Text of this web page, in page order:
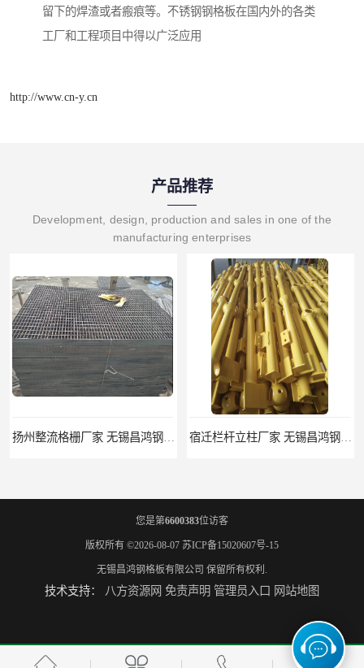
留下的焊渣或者瘢痕等。不锈钢钢格板在国内外的各类
工厂和工程项目中得以广泛应用
http://www.cn-y.cn
产品推荐
Development, design, production and sales in one of the
manufacturing enterprises
扬州整流格栅厂家 无锡昌鸿钢格板有限公司 宿迁栏杆立柱厂家 无锡昌鸿钢格板有限公司
揭阳整流格栅厂 无锡昌鸿钢格板有限公司 锡林郭勒盟钢格栅踏步板 无锡昌鸿钢格板有限公司
您是第6600383位访客
版权所有 ©2026-08-07 苏ICP备15020607号-15
无锡昌鸿钢格板有限公司 保留所有权利.
技术支持： 八方资源网 免责声明 管理员入口 网站地图